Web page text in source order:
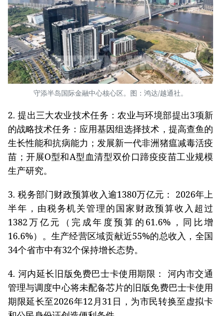
守添半岛国际金融中心核心区。图：鸿达/越通社。
2. 提出三大农业技术任务：农业与环境部提出3项新
的战略技术任务：应用基因组选择技术，提高查鱼的
生长性能和抗病能力；发展新一代非洲猪瘟减毒活疫
苗；开展O型和A型血清型双价口蹄疫疫苗工业规模
生产研究。
3. 税务部门财政预算收入逾1380万亿元： 2026年上
半年，由税务机关管理的国家财政预算收入超过
1382万亿元（完成年度预算的61.6%，同比增
16.6%）。生产经营区域贡献近55%的总收入，全国
34个省市中有32个保持增长态势。
4. 河内延长旧版免费巴士卡使用期限： 河内市交通
管理与调度中心将未配备芯片的旧版免费巴士卡使用
期限延长至2026年12月31日，为市民转换至虚拟卡